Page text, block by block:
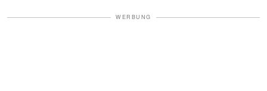
WERBUNG